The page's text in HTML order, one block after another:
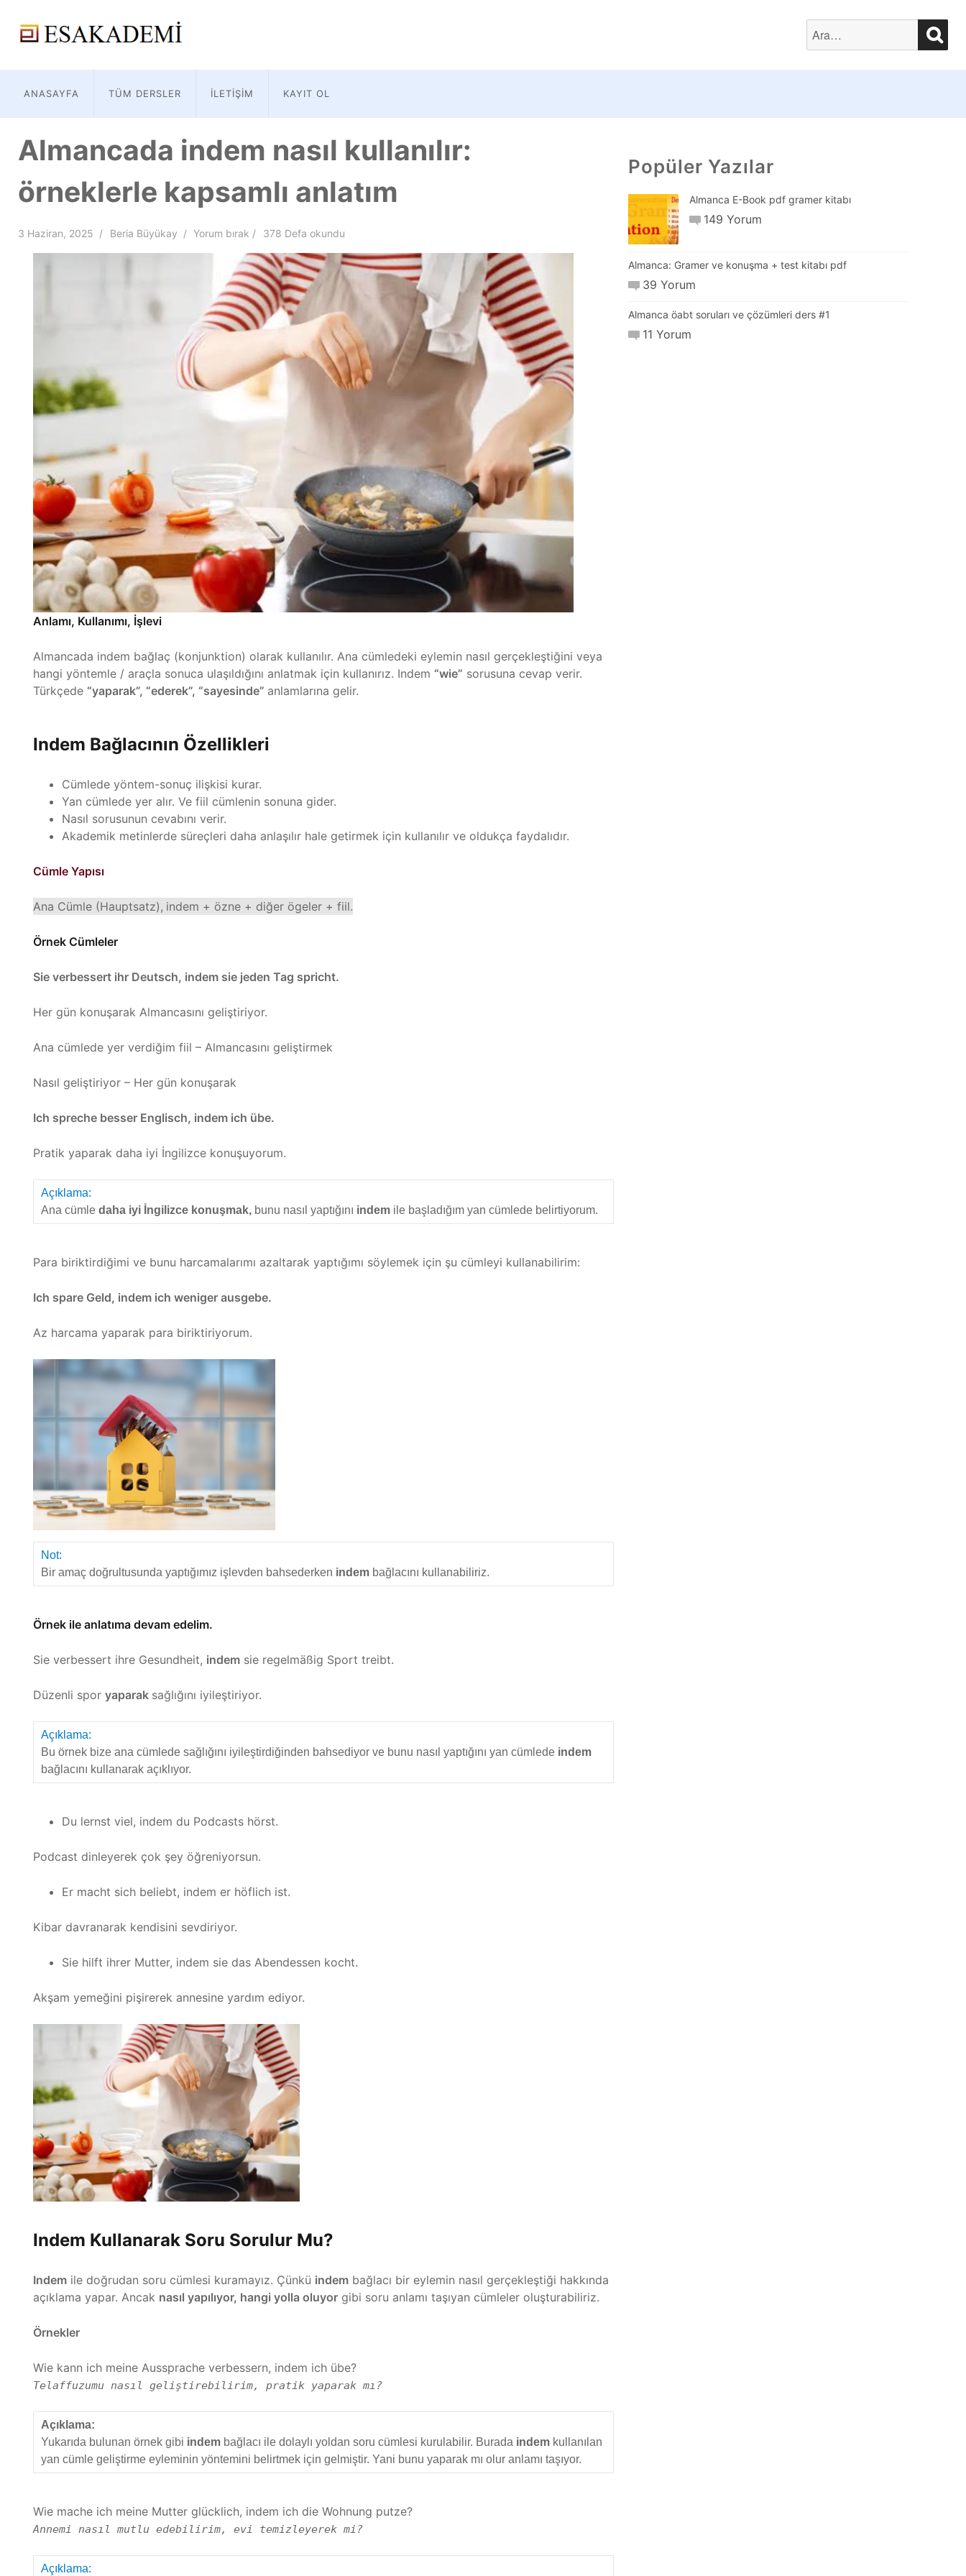
for:
ANASAYFA TÜM DERSLER İLETIŞIM KAYIT OL
Almancada indem nasıl kullanılır:
örneklerle kapsamlı anlatım
3 Haziran, 2025 Beria Büyükay Yorum bırak 378 Defa okundu
Anlamı, Kullanımı, İşlevi
Almancada indem bağlaç (konjunktion) olarak kullanılır. Ana cümledeki eylemin nasıl gerçekleştiğini veya
hangi yöntemle / araçla sonuca ulaşıldığını anlatmak için kullanırız. Indem “wie” sorusuna cevap verir.
Türkçede “yaparak”, “ederek”, “sayesinde” anlamlarına gelir.
Indem Bağlacının Özellikleri
Cümlede yöntem-sonuç ilişkisi kurar.
Yan cümlede yer alır. Ve fiil cümlenin sonuna gider.
Nasıl sorusunun cevabını verir.
Akademik metinlerde süreçleri daha anlaşılır hale getirmek için kullanılır ve oldukça faydalıdır.
Cümle Yapısı
Ana Cümle (Hauptsatz), indem + özne + diğer ögeler + fiil.
Örnek Cümleler
Sie verbessert ihr Deutsch, indem sie jeden Tag spricht.
Her gün konuşarak Almancasını geliştiriyor.
Ana cümlede yer verdiğim fiil – Almancasını geliştirmek
Nasıl geliştiriyor – Her gün konuşarak
Ich spreche besser Englisch, indem ich übe.
Pratik yaparak daha iyi İngilizce konuşuyorum.
Açıklama:
Ana cümle daha iyi İngilizce konuşmak,bunu nasıl yaptığını indemile başladığım yan cümlede belirtiyorum.
Para biriktirdiğimi ve bunu harcamalarımı azaltarak yaptığımı söylemek için şu cümleyi kullanabilirim:
Ich spare Geld, indem ich weniger ausgebe.
Az harcama yaparak para biriktiriyorum.
Not:
Bir amaç doğrultusunda yaptığımız işlevden bahsederken indem bağlacını kullanabiliriz.
Örnek ile anlatıma devam edelim.
Sie verbessert ihre Gesundheit, indemsie regelmäßig Sport treibt.
Düzenli spor yaparak sağlığını iyileştiriyor.
Açıklama:
Bu örnek bize ana cümlede sağlığını iyileştirdiğinden bahsediyor ve bunu nasıl yaptığını yan cümlede indem
bağlacını kullanarak açıklıyor.
Du lernst viel, indem du Podcasts hörst.
Podcast dinleyerek çok şey öğreniyorsun.
Er macht sich beliebt, indem er höflich ist.
Kibar davranarak kendisini sevdiriyor.
Sie hilft ihrer Mutter, indem sie das Abendessen kocht.
Akşam yemeğini pişirerek annesine yardım ediyor.
Indem Kullanarak Soru Sorulur Mu?
Indemile doğrudan soru cümlesi kuramayız. Çünkü indembağlacı bir eylemin nasıl gerçekleştiği hakkında
açıklama yapar. Ancak nasıl yapılıyor, hangi yolla oluyorgibi soru anlamı taşıyan cümleler oluşturabiliriz.
Örnekler
Wie kann ich meine Aussprache verbessern, indem ich übe?
Telaffuzumu nasıl geliştirebilirim, pratik yaparak mı?
Açıklama:
Yukarıda bulunan örnek gibi indembağlacı ile dolaylı yoldan soru cümlesi kurulabilir. Burada indemkullanılan
yan cümle geliştirme eyleminin yöntemini belirtmek için gelmiştir. Yani bunu yaparak mı olur anlamı taşıyor.
Wie mache ich meine Mutter glücklich, indem ich die Wohnung putze?
Annemi nasıl mutlu edebilirim, evi temizleyerek mi?
Açıklama:
Popüler Yazılar
Almanca E-Book pdf gramer kitabı
149 Yorum
Almanca: Gramer ve konuşma + test kitabı pdf
39 Yorum
Almanca öabt soruları ve çözümleri ders #1
11 Yorum